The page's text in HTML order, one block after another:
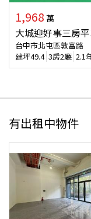
1,968 萬
大城迎好事三房
台中市北屯區敦富路
建坪49.4 3房2廳 2.1
有出租中物件